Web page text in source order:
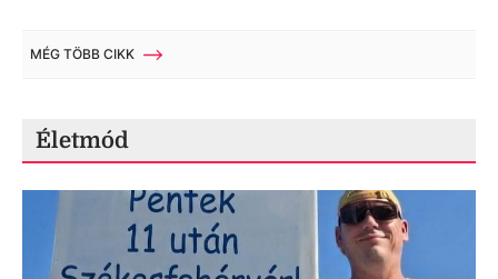
MÉG TÖBB CIKK
Életmód